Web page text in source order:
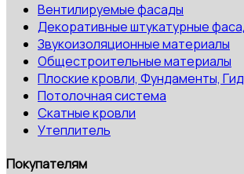
Вентилируемые фасады
Декоративные штукатурные
Звукоизоляционные материалы
Общестроительные материалы
Плоские кровли, Фундаменты,
Потолочная система
Скатные кровли
Утеплитель
Покупателям